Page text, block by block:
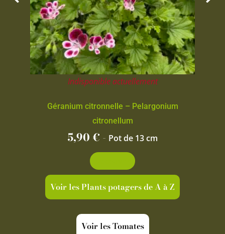
Indisponible actuellement
Géranium citronnelle – Pelargonium
citronellum
5,90€ - Pot de 13 cm
Voir les Plants potagers de A à Z
Voir les Tomates